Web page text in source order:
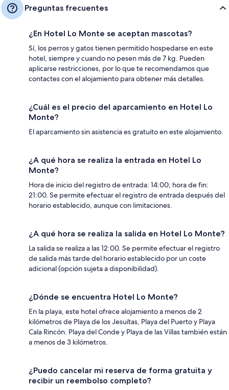
Preguntas frecuentes
¿En Hotel Lo Monte se aceptan mascotas?
Sí, los perros y gatos tienen permitido hospedarse en este
hotel, siempre y cuando no pesen más de 7 kg. Pueden
aplicarse restricciones, por lo que te recomendamos que
contactes con el alojamiento para obtener más detalles.
¿Cuál es el precio del aparcamiento en Hotel Lo
Monte?
El aparcamiento sin asistencia es gratuito en este alojamiento.
¿A qué hora se realiza la entrada en Hotel Lo
Monte?
Hora de inicio del registro de entrada: 14:00; hora de fin:
21:00. Se permite efectuar el registro de entrada después del
horario establecido, aunque con limitaciones.
¿A qué hora se realiza la salida en Hotel Lo Monte?
La salida se realiza a las 12:00. Se permite efectuar el registro
de salida más tarde del horario establecido por un coste
adicional (opción sujeta a disponibilidad).
¿Dónde se encuentra Hotel Lo Monte?
En la playa, este hotel ofrece alojamiento a menos de 2
kilómetros de Playa de los Jesuítas, Playa del Puerto y Playa
Cala Rincón. Playa del Conde y Playa de las Villas también están
a menos de 3 kilómetros.
¿Puedo cancelar mi reserva de forma gratuita y
recibir un reembolso completo?